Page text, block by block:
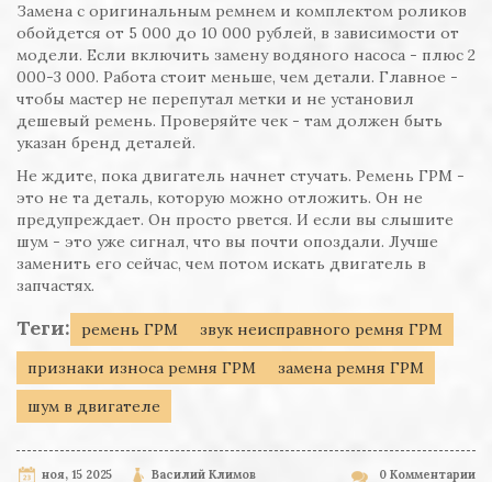
Замена с оригинальным ремнем и комплектом роликов
обойдется от 5 000 до 10 000 рублей, в зависимости от
модели. Если включить замену водяного насоса - плюс 2
000-3 000. Работа стоит меньше, чем детали. Главное -
чтобы мастер не перепутал метки и не установил
дешевый ремень. Проверяйте чек - там должен быть
указан бренд деталей.
Не ждите, пока двигатель начнет стучать. Ремень ГРМ -
это не та деталь, которую можно отложить. Он не
предупреждает. Он просто рвется. И если вы слышите
шум - это уже сигнал, что вы почти опоздали. Лучше
заменить его сейчас, чем потом искать двигатель в
запчастях.
Теги: ремень ГРМ
звук неисправного ремня ГРМ
признаки износа ремня ГРМ
замена ремня ГРМ
шум в двигателе
ноя, 15 2025 Василий Климов 0 Комментарии